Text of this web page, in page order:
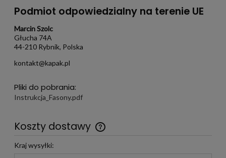
Podmiot odpowiedzialny na terenie UE
Marcin Szolc
Głucha 74A
44-210 Rybnik, Polska
kontakt@kapak.pl
Pliki do pobrania:
Instrukcja_Fasony.pdf
Koszty dostawy
Darmowa wysyłka już od 299 zł
Kraj wysyłki: